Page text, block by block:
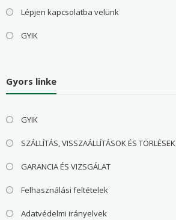
Lépjen kapcsolatba velünk
GYIK
Gyors linke
GYIK
SZÁLLÍTÁS, VISSZAÁLLÍTÁSOK ÉS TÖRLÉSEK
GARANCIA ÉS VIZSGÁLAT
Felhasználási feltételek
Adatvédelmi irányelvek